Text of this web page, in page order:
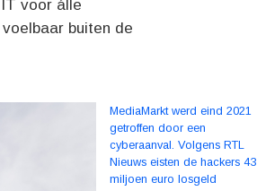
voor álle
buiten de
MediaMarkt werd eind 2021
getroffen door een
cyberaanval. Volgens RTL
Nieuws eisten de hackers 43
miljoen euro losgeld